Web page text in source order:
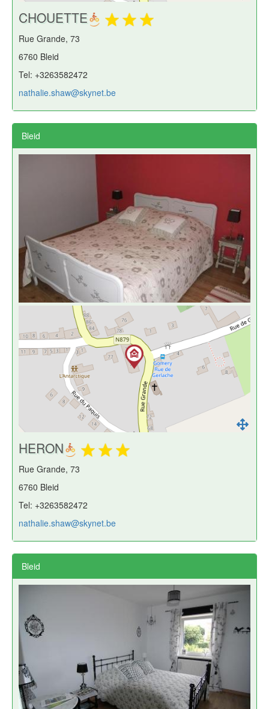
CHOUETTE
Rue Grande, 73
6760 Bleid
Tel: +3263582472
nathalie.shaw@skynet.be
Bleid
HERON
Rue Grande, 73
6760 Bleid
Tel: +3263582472
nathalie.shaw@skynet.be
Bleid